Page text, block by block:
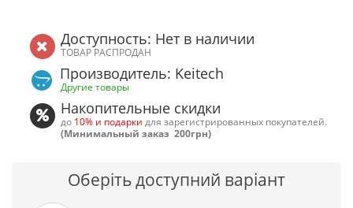
Доступность: Нет в наличии
ТОВАР РАСПРОДАН
Производитель: Keitech
Другие товары
Накопительные скидки
до 10% и подарки для зарегистрированных покупателей.
(Минимальный заказ 200грн)
Оберіть доступний варіант